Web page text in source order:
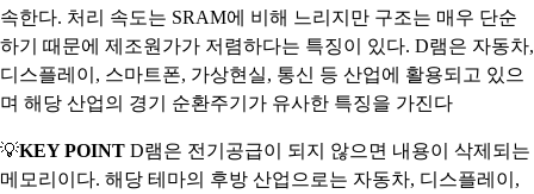
속한다. 처리 속도는 SRAM에 비해 느리지만 구조는 매우 단순
하기 때문에 제조원가가 저렴하다는 특징이 있다. D램은 자동차,
디스플레이, 스마트폰, 가상현실, 통신 등 산업에 활용되고 있으
며 해당 산업의 경기 순환주기가 유사한 특징을 가진다
💡KEY POINT D램은 전기공급이 되지 않으면 내용이 삭제되는
메모리이다. 해당 테마의 후방 산업으로는 자동차, 디스플레이,